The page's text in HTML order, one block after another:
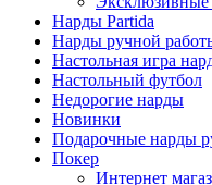
Нарды Partida
Нарды ручной
Настольная игра
Настольный футбол
Недорогие нарды
Новинки
Подарочные нарды
Покер
Интернет